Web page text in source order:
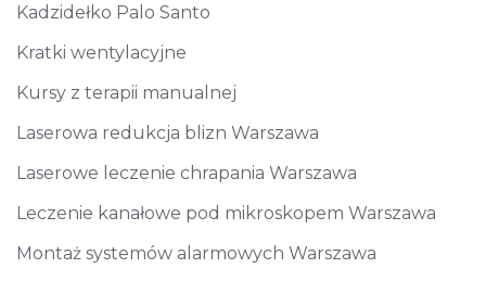
Kadzidełko Palo Santo
Kratki wentylacyjne
Kursy z terapii manualnej
Laserowa redukcja blizn Warszawa
Laserowe leczenie chrapania Warszawa
Leczenie kanałowe pod mikroskopem Warszawa
Montaż systemów alarmowych Warszawa